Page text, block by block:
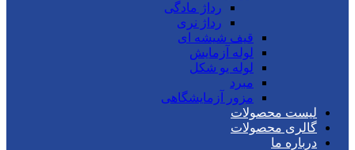
رداژ مادگی
رداژ نری
قیف شیشه ای
لوله آزمایش
لوله یو شکل
مبرد
مزور آزمایشگاهی
لیست محصولات
گالری محصولات
درباره ما